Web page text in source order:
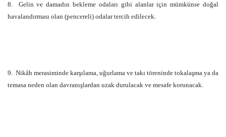
8.
Gelin ve damadın bekleme odaları gibi alanlar için mümkünse doğal
havalandırması olan (pencereli) odalar tercih edilecek.
9. Nikâh merasiminde karşılama, uğurlama ve takı töreninde tokalaşma ya da
temasa neden olan davranışlardan uzak durulacak ve mesafe korunacak.